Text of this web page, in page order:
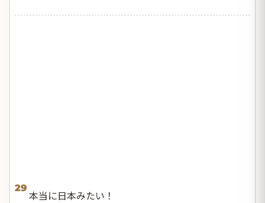
29
本当に日本みたい！